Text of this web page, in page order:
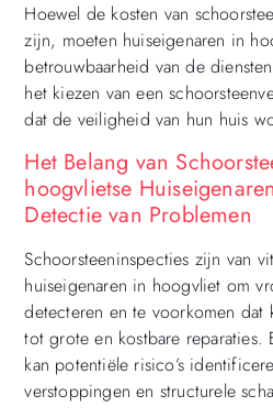
Hoewel de kosten van
zijn, moeten huiseigenaren in
betrouwbaarheid van de
het kiezen van een
dat de veiligheid van hun huis
Het Belang van
hoogvlietse
Detectie van Problemen
Schoorsteeninspecties zijn van
huiseigenaren in hoogvliet om
detecteren en te voorkomen dat
tot grote en kostbare
kan potentiële risico’s
verstoppingen en structurele